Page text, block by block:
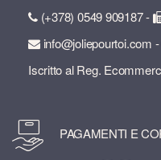
(+378) 0549 909187 -
info@joliepourtoi.com
Iscritto al Reg.
PAGAMENTI E